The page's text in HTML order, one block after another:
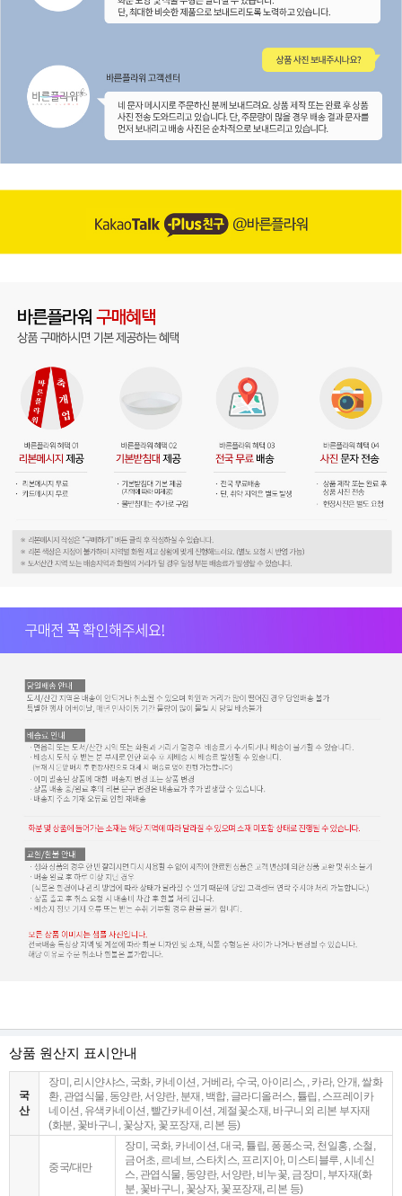
상품 원산지 표시안내
국
산
장미, 리시얀샤스, 국화, 카네이션, 거베라, 수국, 아이리스, , 카라, 안개, 쌀화
환, 관엽식물, 동양란, 서양란, 분재, 백합, 글라디올러스, 튤립, 스프레이카
네이션, 유색카네이션, 빨간카네이션, 계절꽃소재, 바구니외 리본 부자재
(화분, 꽃바구니, 꽃상자, 꽃포장재, 리본 등)
중국/대만
장미, 국화, 카네이션, 대국, 튤립, 퐁퐁소국, 천일홍, 소철,
금어초, 르네브, 스타치스, 프리지아, 미스티블루, 시네신
스, 관엽식물, 동양란, 서양란, 비누꽃, 금장미, 부자재(화
분, 꽃바구니, 꽃상자, 꽃포장재, 리본 등)